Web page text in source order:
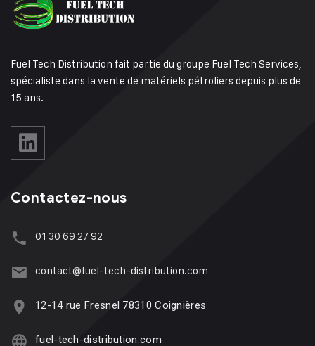
Fuel Tech Distribution fait partie du groupe Fuel Tech Services,
spécialiste dans la vente de matériels pétroliers depuis plus de
15 ans.
Contactez-nous
01 30 69 27 92
contact@fuel-tech-distribution.com
12-14 rue Fresnel 78310 Coignières
fuel-tech-distribution.com